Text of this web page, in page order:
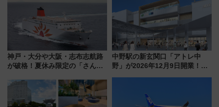
神戸・大分や大阪・志布志航路
が破格！夏休み限定の「さんふ
ート 夕朝食ビュッフェ付きで
快適な船旅はいかが？
中野駅の新玄関口「アトレ中
野」が2026年12月9日開業！新